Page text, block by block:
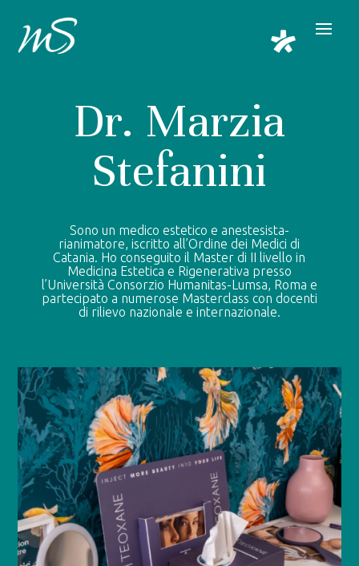
Dr. Marzia
Stefanini
Sono un medico estetico e anestesista-
rianimatore, iscritto all’Ordine dei Medici di
Catania. Ho conseguito il Masterdi II livello in
Medicina Estetica e Rigenerativa presso
l’Università Consorzio Humanitas-Lumsa, Roma e
partecipato a numerose Masterclass con docenti
di rilievo nazionale e internazionale.